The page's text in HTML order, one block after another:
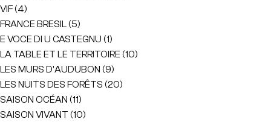
VIF(4)
FRANCE BRESIL(5)
E VOCE DI U CASTEGNU (1)
LA TABLE ET LE TERRITOIRE (10)
LES MURS D'AUDUBON (9)
LES NUITS DES FORÊTS (20)
SAISON OCÉAN (11)
SAISON VIVANT (10)